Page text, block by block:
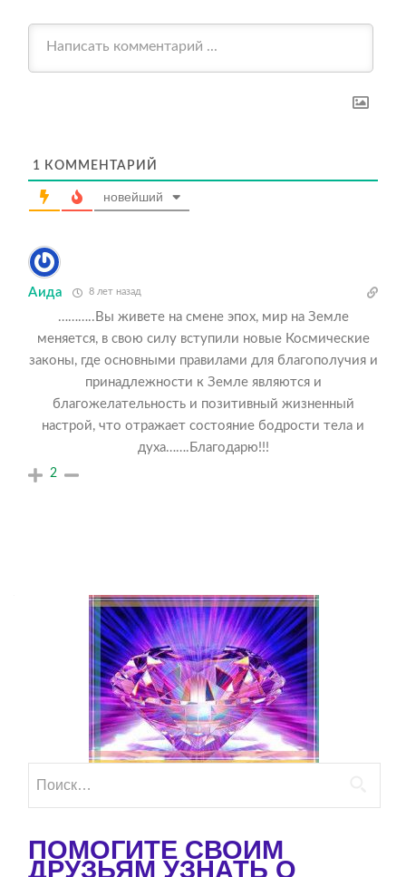
1 КОММЕНТАРИЙ
новейший
Аида 8 лет назад
………..Вы живете на смене эпох, мир на Земле
меняется, в свою силу вступили новые Космические
законы, где основными правилами для благополучия и
принадлежности к Земле являются и
благожелательность и позитивный жизненный
настрой, что отражает состояние бодрости тела и
духа…….Благодарю!!!
2
ПОМОГИТЕ СВОИМ
ДРУЗЬЯМ УЗНАТЬ О